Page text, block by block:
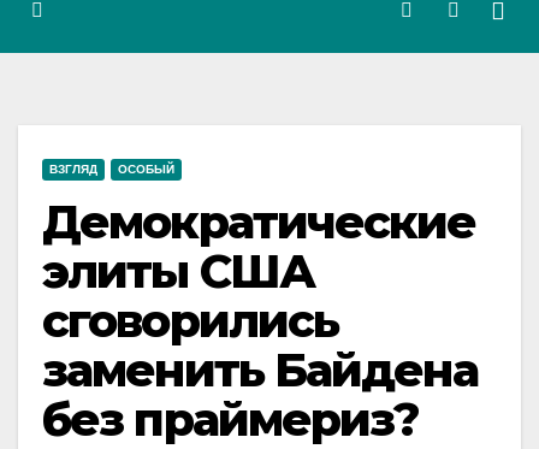
ВЗГЛЯД ОСОБЫЙ
Демократические
элиты США
сговорились
заменить Байдена
без праймериз?